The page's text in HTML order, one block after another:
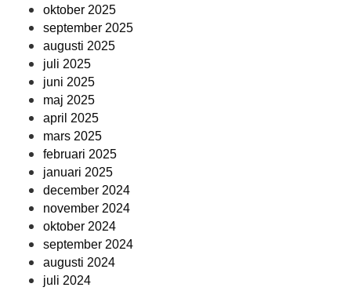
oktober 2025
september 2025
augusti 2025
juli 2025
juni 2025
maj 2025
april 2025
mars 2025
februari 2025
januari 2025
december 2024
november 2024
oktober 2024
september 2024
augusti 2024
juli 2024